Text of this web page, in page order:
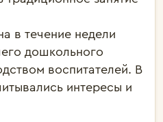
в течение недели
дошкольного
воспитателей. В
интересы и